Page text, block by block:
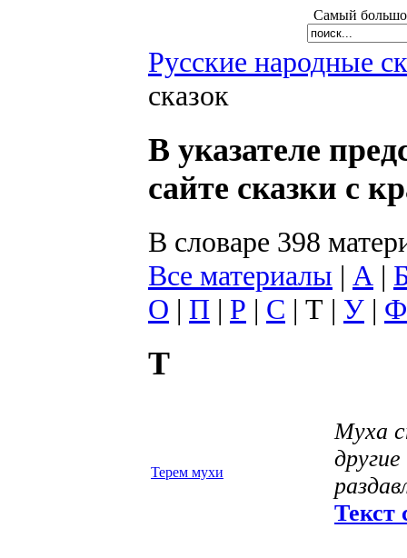
Самый
Русские народные
сказок
В указателе
сайте сказки с
В словаре 398
Все материалы | А |
О | П | Р | С | Т | У | Ф
Т
Терем мухи
Муха
Текст